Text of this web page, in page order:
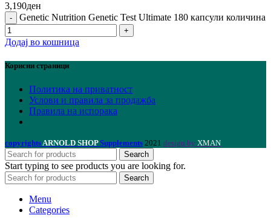
3,190ден
Genetic Nutrition Genetic Test Ultimate 180 капсули количина
Додај во кошница
Корисни страници
Политика на приватност
Услови и правила за продажба
Правила на испорака
copyrightsARNOLD SHOPSupplements 2021 design by XMAN
Search
Start typing to see products you are looking for.
Search
Menu
Categories